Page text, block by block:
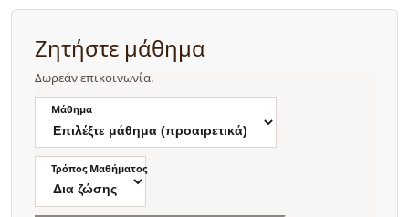
Ζητήστε μάθημα
Δωρεάν επικοινωνία.
Μάθημα
Τρόπος Μαθήματος